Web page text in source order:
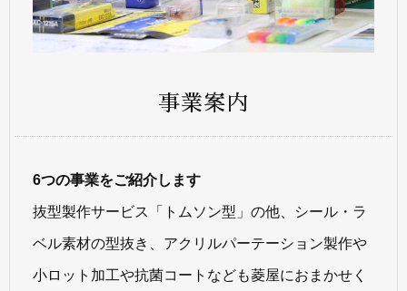
事業案内
6つの事業をご紹介します
抜型製作サービス「トムソン型」の他、シール・ラ
ベル素材の型抜き、アクリルパーテーション製作や
小ロット加工や抗菌コートなども菱屋におまかせく